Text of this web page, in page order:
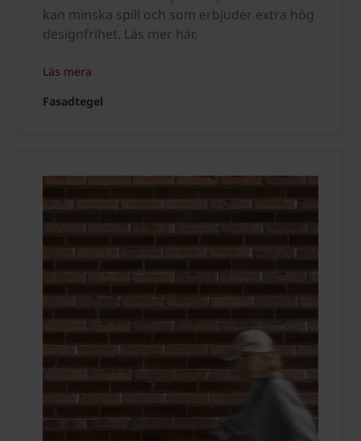
kan minska spill och som erbjuder extra hög
designfrihet. Läs mer här.
Läs mera
Fasadtegel